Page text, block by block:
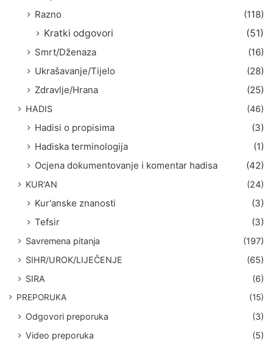
Razno
(118)
Kratki odgovori
(51)
Smrt/Dženaza
(16)
Ukrašavanje/Tijelo
(28)
Zdravlje/Hrana
(25)
HADIS (46)
Hadisi o propisima
(3)
Hadiska terminologija
(1)
Ocjena dokumentovanje i komentar hadisa
(42)
KUR'AN (24)
Kur'anske znanosti
(3)
Tefsir
(3)
Savremena pitanja
(197)
SIHR/UROK/LIJEČENJE
(65)
SIRA
(6)
PREPORUKA (15)
Odgovori preporuka
(3)
Video preporuka
(5)